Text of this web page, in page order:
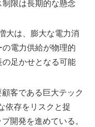
限は長期的な懸念
大は、膨大な電力消
電力供給が物理的
足かせとなる可能
顧客である巨大テック
依存をリスクと捉
開発を進めている。